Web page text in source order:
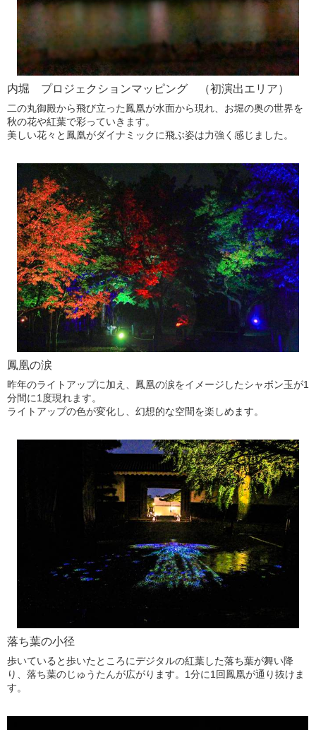
内堀 プロジェクションマッピング （初演出エリア）
二の丸御殿から飛び立った鳳凰が水面から現れ、お堀の奥の世界を
秋の花や紅葉で彩っていきます。
美しい花々と鳳凰がダイナミックに飛ぶ姿は力強く感じました。
鳳凰の涙
昨年のライトアップに加え、鳳凰の涙をイメージしたシャボン玉が1
分間に1度現れます。
ライトアップの色が変化し、幻想的な空間を楽しめます。
落ち葉の小径
歩いていると歩いたところにデジタルの紅葉した落ち葉が舞い降
り、落ち葉のじゅうたんが広がります。1分に1回鳳凰が通り抜けま
す。